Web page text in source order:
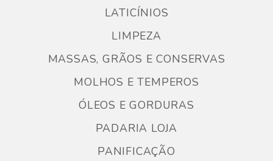
LATICÍNIOS
LIMPEZA
MASSAS, GRÃOS E CONSERVAS
MOLHOS E TEMPEROS
ÓLEOS E GORDURAS
PADARIA LOJA
PANIFICAÇÃO